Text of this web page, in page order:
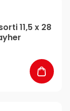
11,5 x 28